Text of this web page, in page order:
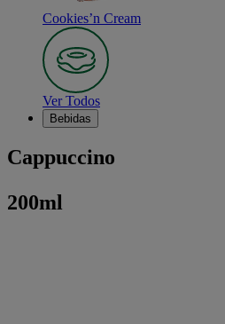
Cookies’n Cream
Ver Todos
Bebidas
Cappuccino
200ml